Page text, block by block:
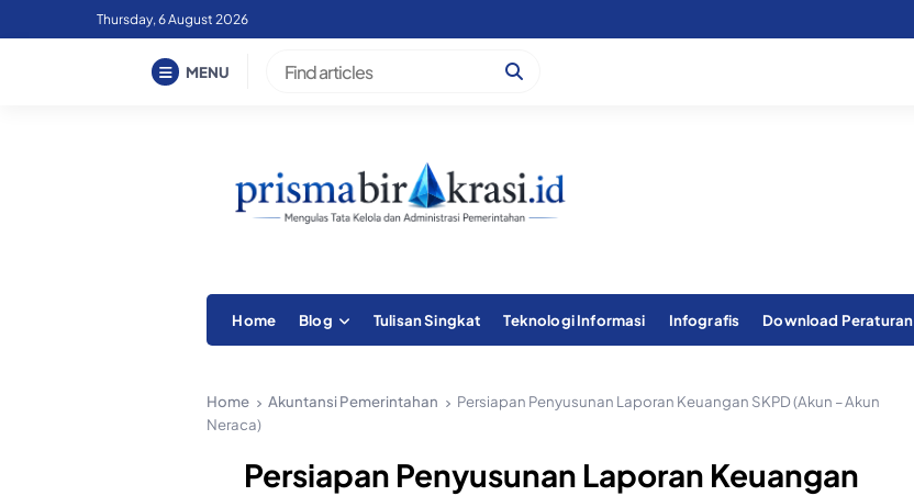
to
Thursday, 6 August 2026
MENU
Home Blog Tulisan Singkat Teknologi Informasi Infografis Download Peraturan
Home Akuntansi Pemerintahan
Persiapan Penyusunan Laporan Keuangan SKPD (Akun – Akun
Neraca)
Persiapan Penyusunan Laporan Keuangan